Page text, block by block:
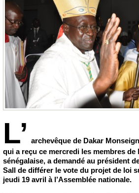
L’ archevêque de Dakar
qui a reçu ce mercredi les membres de
sénégalaise, a demandé au président
Sall de différer le vote du projet de loi
jeudi 19 avril à l’Assemblée nationale.